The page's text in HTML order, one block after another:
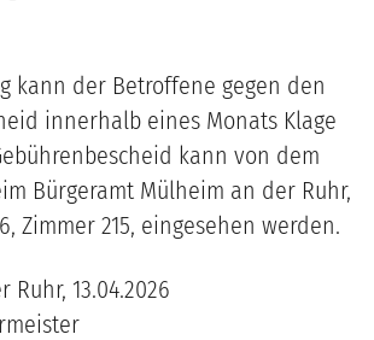
kann der Betroffene gegen den
innerhalb eines Monats Klage
kann von dem
Bürgeramt Mülheim an der Ruhr,
Zimmer 215, eingesehen werden.
13.04.2026